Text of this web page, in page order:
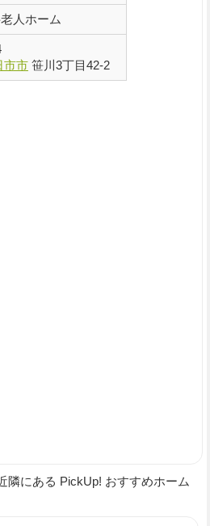
人ホーム
市市 笹川3丁目42-2
隣にある PickUp! おすすめホーム